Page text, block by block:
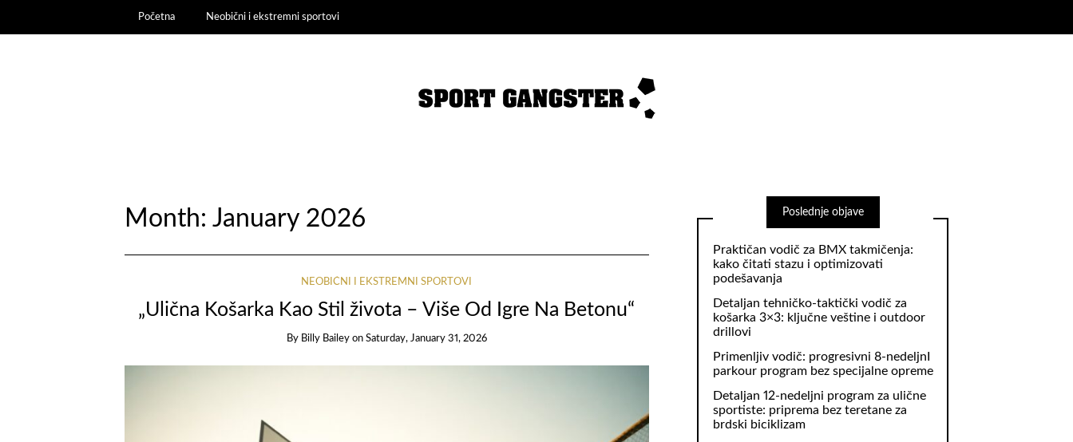
Početna Neobični i ekstremni sportovi
Month: January 2026
NEOBIČNI I EKSTREMNI SPORTOVI
„Ulična Košarka Kao Stil života – Više Od Igre Na Betonu“
By Billy Bailey on Saturday, January 31, 2026
Poslednje objave
Praktičan vodič za BMX takmičenja:
kako čitati stazu i optimizovati
podešavanja
Detaljan tehničko‑taktički vodič za
košarka 3×3: ključne veštine i outdoor
drillovi
Primenljiv vodič: progresivni 8‑nedeljnI
parkour program bez specijalne opreme
Detaljan 12-nedeljni program za ulične
sportiste: priprema bez teretane za
brdski biciklizam